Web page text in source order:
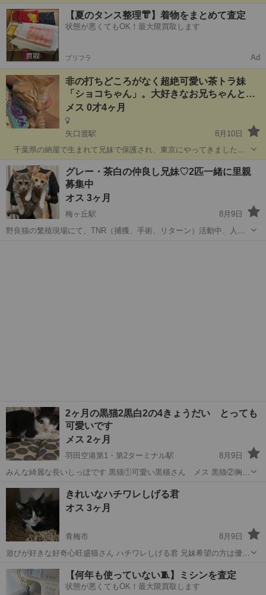
人馴れ度が高く飼い猫として申し分のない子たちなので、兄妹一緒に
里親募集することにしました。男の子なのでショコちゃんよりも少し
大きめの体格をしています。鼻の周りの色...
東京 大田区 矢口渡駅 猫 美形
【夏のタンス整理👘】着物をまとめて査定
状態が悪くてもOK！最大限買取します
プリフラ Ad
非の打ちどころがなく超絶可愛い茶トラ妹
「ショコちゃん」。大好きなお兄ちゃんと
幸…
メス 0才4ヶ月
矢口渡駅
8月10日
千葉県の納屋で生まれて兄妹で保護され、東京にやってきました。
人馴れ度が高く飼い猫として申し分のない子たちなので、兄妹一緒に
里親募集することにしました。 兄のラッテくんよりも少し小柄。尻
尾の先はちょっとだけカギになってい...
東京 大田区 矢口渡駅 猫 トラ
グレー・茶白の仲良し兄妹♡2匹一緒に里親
募集中
オス 3ヶ月
梅ヶ丘駅
8月9日
野良猫の繁殖現場にて、TNR（捕獲、手術、リターン）活動中、人馴
2ヶ月の黒猫2黒白2の4きょうだい とっても
可愛いです
メス 2ヶ月
羽田空港第1・第2ターミナル駅
8月9日
みんな綺麗な長いしっぽです 黒猫①可愛い黒猫さん メス 黒猫②胸と
い前髪柄 尻尾の先だけ白くて筆みたい オス ・健康状態良好 ・令和
8年6月初旬生まれ ...
東京 大田区 羽田空港第1・第2ターミナル駅
有無
きれいなハチワレしげる君
オス 3ヶ月
青梅市
8月9日
遊びが好きな好奇心旺盛猫さん ハチワレしげる君 兄妹希望の方は優先
お住まいの方を優先します。 →青梅市近隣の方。 (都内でも遠方の方
はお断りする場合が...
東京 青梅市 猫
【何年も使っていない🧵】ミシンを査定
状態が悪くてもOK！最大限買取します